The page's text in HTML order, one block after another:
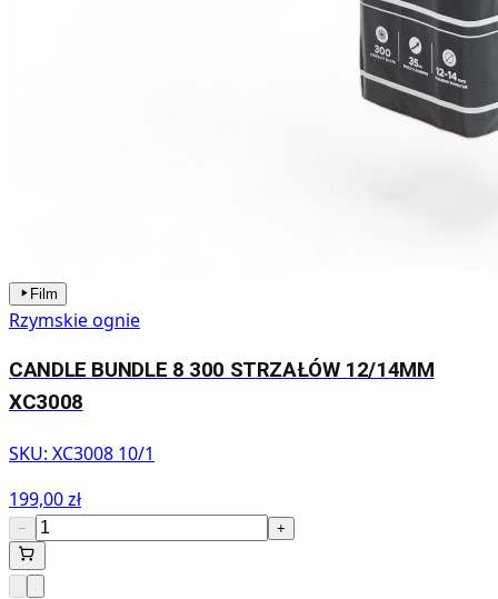
Film
Rzymskie ognie
CANDLE BUNDLE 8 300 STRZAŁÓW 12/14MM
XC3008
SKU: XC3008 10/1
199,00 zł
− +